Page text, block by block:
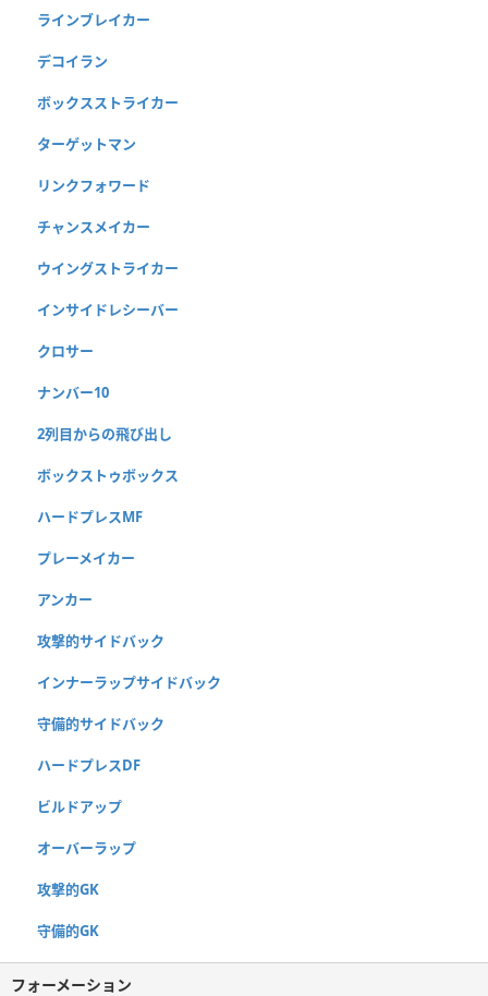
ラインブレイカー
デコイラン
ボックスストライカー
ターゲットマン
リンクフォワード
チャンスメイカー
ウイングストライカー
インサイドレシーバー
クロサー
ナンバー10
2列目からの飛び出し
ボックストゥボックス
ハードプレスMF
プレーメイカー
アンカー
攻撃的サイドバック
インナーラップサイドバック
守備的サイドバック
ハードプレスDF
ビルドアップ
オーバーラップ
攻撃的GK
守備的GK
フォーメーション